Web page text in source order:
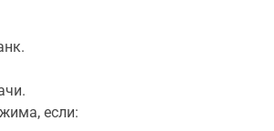
если: